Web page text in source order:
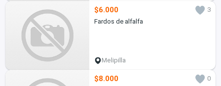
$6.000
3
Fardos de alfalfa
Melipilla
$8.000
0